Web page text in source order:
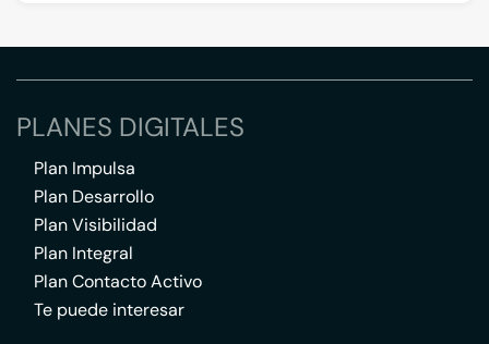
PLANES DIGITALES
Plan Impulsa
Plan Desarrollo
Plan Visibilidad
Plan Integral
Plan Contacto Activo
Te puede interesar